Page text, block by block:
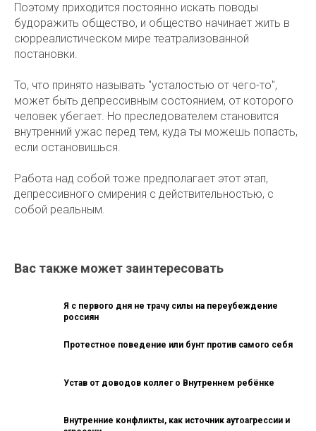
Поэтому приходится постоянно искать поводы
будоражить общество, и общество начинает жить в
сюрреалистическом мире театрализованной
постановки.
То, что принято называть "усталостью от чего-то",
может быть депрессивным состоянием, от которого
человек убегает. Но преследователем становится
внутренний ужас перед тем, куда ты можешь попасть,
если остановишься.
Работа над собой тоже предполагает этот этап,
депрессивного смирения с действительностью, с
собой реальным.
Вас также может заинтересовать
Я с первого дня не трачу силы на переубеждение
россиян
Протестное поведение или бунт против самого себя
Устав от доводов коллег о Внутреннем ребёнке
Внутренние конфликты, как источник аутоагрессии и